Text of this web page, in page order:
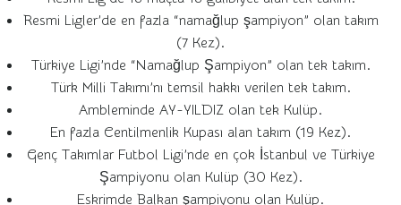
Resmi Ligler’de en fazla “namağlup şampiyon” olan takım
(7 Kez).
Türkiye Ligi’nde “Namağlup Şampiyon” olan tek takım.
Türk Milli Takımı’nı temsil hakkı verilen tek takım.
Ambleminde AY-YILDIZ olan tek Kulüp.
En fazla Centilmenlik Kupası alan takım (19 Kez).
Genç Takımlar Futbol Ligi’nde en çok İstanbul ve Türkiye
Şampiyonu olan Kulüp (30 Kez).
Eskrimde Balkan şampiyonu olan Kulüp.